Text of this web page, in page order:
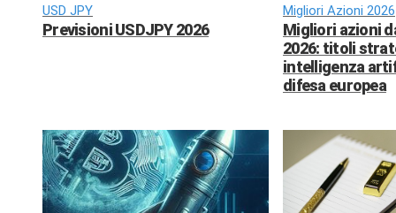
USD JPY
Previsioni USDJPY 2026
Migliori Azioni 2026
Migliori azioni
2026: titoli
intelligenza
difesa europea